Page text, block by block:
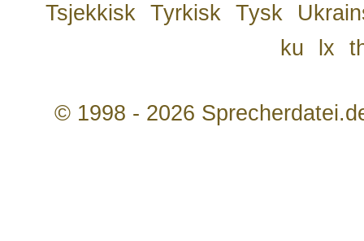
Tsjekkisk
Tyrkisk Tysk
ku
lx
© 1998 - 2026